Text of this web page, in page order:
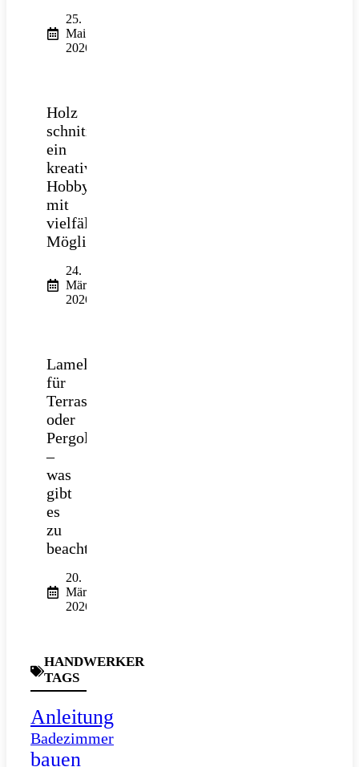
25.
Mai
2026
Holz
schnitzen:
ein
kreatives
Hobby
mit
vielfältigen
Möglichkeiten
24.
März
2026
Lamellendach
für
Terrasse
oder
Pergola
–
was
gibt
es
zu
beachten?
20.
März
2026
HANDWERKER
TAGS
Anleitung
Badezimmer
bauen